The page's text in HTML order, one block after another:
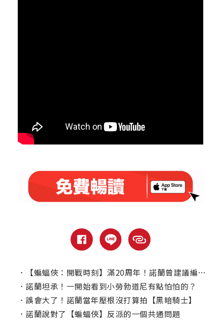
．
【蝙蝠俠：開戰時刻】滿20周年！諾蘭曾建議編劇不要再參與其他版蝙蝠俠？
． 諾蘭坦承！一開始看到小勞勃道尼有點怕怕的？
． 誤會大了！諾蘭當年壓根沒打算拍【黑暗騎士】
． 諾蘭說對了【蝙蝠俠】反派的一個共通問題